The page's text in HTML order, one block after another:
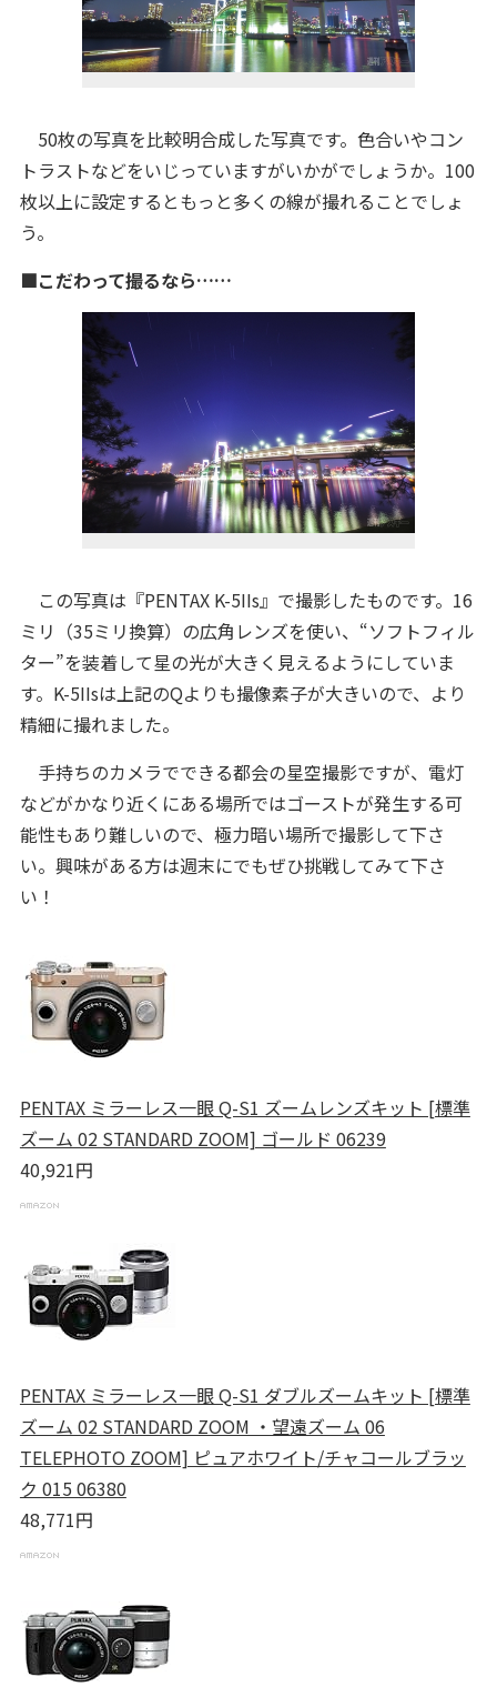
50枚の写真を比較明合成した写真です。色合いやコン
トラストなどをいじっていますがいかがでしょうか。100
枚以上に設定するともっと多くの線が撮れることでしょ
う。
■こだわって撮るなら……
この写真は『PENTAX K-5IIs』で撮影したものです。16
ミリ（35ミリ換算）の広角レンズを使い、“ソフトフィル
ター”を装着して星の光が大きく見えるようにしていま
す。K-5IIsは上記のQよりも撮像素子が大きいので、より
精細に撮れました。
手持ちのカメラでできる都会の星空撮影ですが、電灯
などがかなり近くにある場所ではゴーストが発生する可
能性もあり難しいので、極力暗い場所で撮影して下さ
い。興味がある方は週末にでもぜひ挑戦してみて下さ
い！
PENTAX ミラーレス一眼 Q-S1 ズームレンズキット [標準
ズーム 02 STANDARD ZOOM] ゴールド 06239
40,921円
PENTAX ミラーレス一眼 Q-S1 ダブルズームキット [標準
ズーム 02 STANDARD ZOOM ・望遠ズーム 06
TELEPHOTO ZOOM] ピュアホワイト/チャコールブラッ
ク 015 06380
48,771円